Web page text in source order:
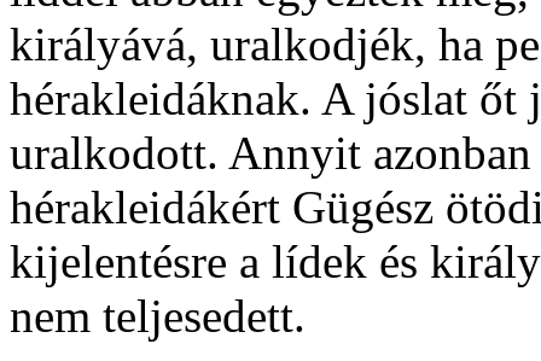
királyává, uralkodjék, ha
hérakleidáknak. A jóslat őt
uralkodott. Annyit
hérakleidákért Gügész
kijelentésre a lídek és
nem teljesedett.